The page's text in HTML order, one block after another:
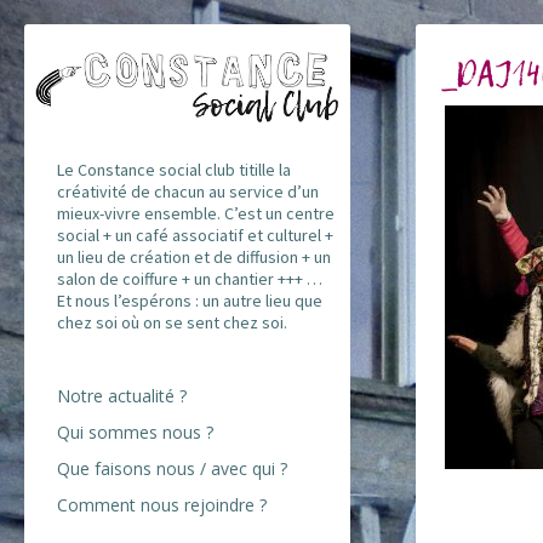
Le Constance social club titille la
créativité de chacun au service d’un
mieux-vivre ensemble. C’est un centre
social + un café associatif et culturel +
un lieu de création et de diffusion + un
salon de coiffure + un chantier +++ …
Et nous l’espérons : un autre lieu que
chez soi où on se sent chez soi.
Notre actualité ?
Qui sommes nous ?
Que faisons nous / avec qui ?
Comment nous rejoindre ?